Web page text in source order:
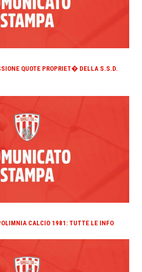
QUOTE PROPRIET� DELLA S.S.D.
CALCIO 1981: TUTTE LE INFO